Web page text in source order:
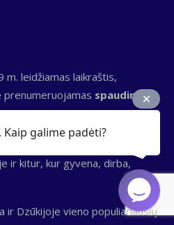
m. leidžiamas laikraštis,
prenumeruojamas spaudinys
leidžia ir
ir kitur, kur gyvena, dirba,
ir Dzūkijoje vieno populiariausių
Kaip galime padėti?